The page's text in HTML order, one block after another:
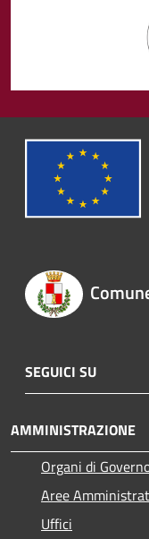
SEGUICI SU
AMMINISTRAZIONE
Organi di
Aree
Uffici